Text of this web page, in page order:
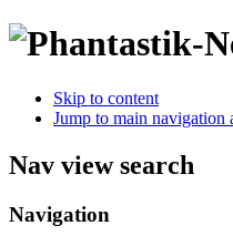
Skip to content
Jump to main navigation
Nav view search
Navigation